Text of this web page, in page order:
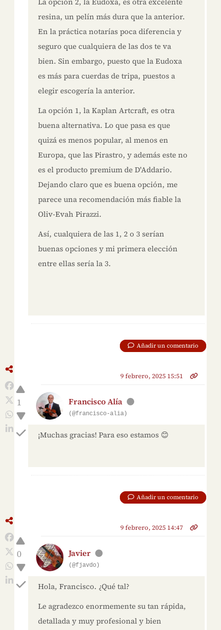
resina, un pelín más dura que la anterior.
En la práctica notarías poca diferencia y
seguro que cualquiera de las dos te va
bien. Sin embargo, puesto que la Eudoxa
es más para cuerdas de tripa, puestos a
elegir escogería la anterior.
La opción 1, la Kaplan Artcraft, es otra
buena alternativa. Lo que pasa es que
quizá es menos popular, al menos en
Europa, que las Pirastro, y además este no
es el producto premium de D'Addario.
Dejando claro que es buena opción, me
parece una recomendación más fiable la
Oliv-Evah Pirazzi.
Así, cualquiera de las 1, 2 o 3 serían
buenas opciones y mi primera elección
entre ellas sería la 3.
Añadir un comentario
1
9 febrero, 2025 15:51
Francisco Alía
(@francisco-alia)
¡Muchas gracias! Para eso estamos 😊
Añadir un comentario
0
9 febrero, 2025 14:47
Javier
(@fjavdo)
Hola, Francisco. ¿Qué tal?
Le agradezco enormemente su tan rápida,
detallada y muy profesional y bien